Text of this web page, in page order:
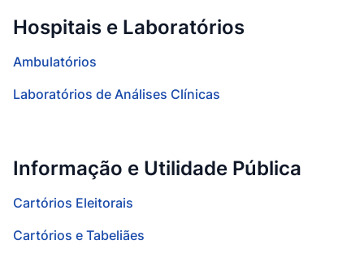
Hospitais e Laboratórios
Ambulatórios
Laboratórios de Análises Clínicas
Informação e Utilidade Pública
Cartórios Eleitorais
Cartórios e Tabeliães